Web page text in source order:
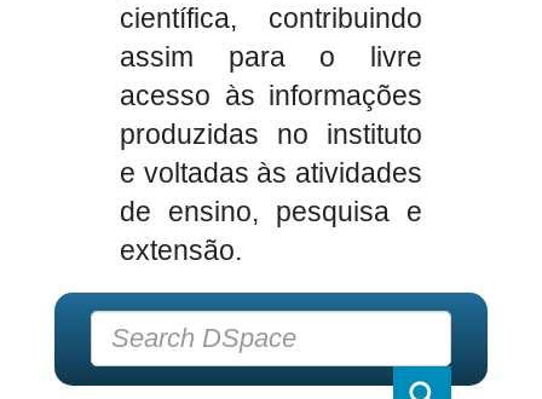
científica, contribuindo
assim para o livre
acesso às informações
produzidas no instituto
e voltadas às atividades
de ensino, pesquisa e
extensão.